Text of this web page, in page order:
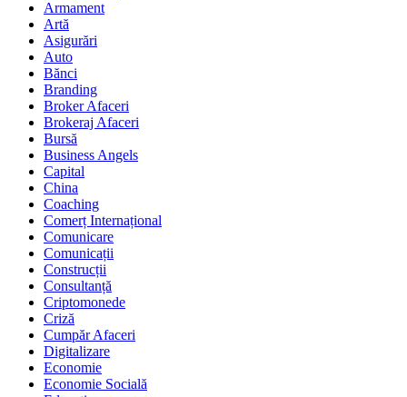
Armament
Artă
Asigurări
Auto
Bănci
Branding
Broker Afaceri
Brokeraj Afaceri
Bursă
Business Angels
Capital
China
Coaching
Comerț Internațional
Comunicare
Comunicații
Construcții
Consultanță
Criptomonede
Criză
Cumpăr Afaceri
Digitalizare
Economie
Economie Socială